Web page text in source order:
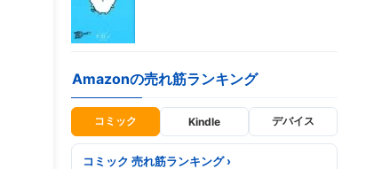
Amazonの売れ筋ランキング
コミック Kindle デバイス
コミック 売れ筋ランキング ›